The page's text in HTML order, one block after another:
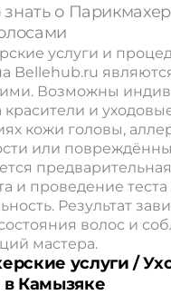
о
услуги и
Bellehub.ru
Возможны
и
кожи головы,
или
и проведение теста
Результат
волос и
мастера.
услуги /
Камызяке